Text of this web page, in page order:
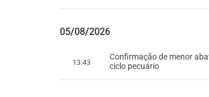
05/08/2026
13:43
Confirmação de menor
ciclo pecuário